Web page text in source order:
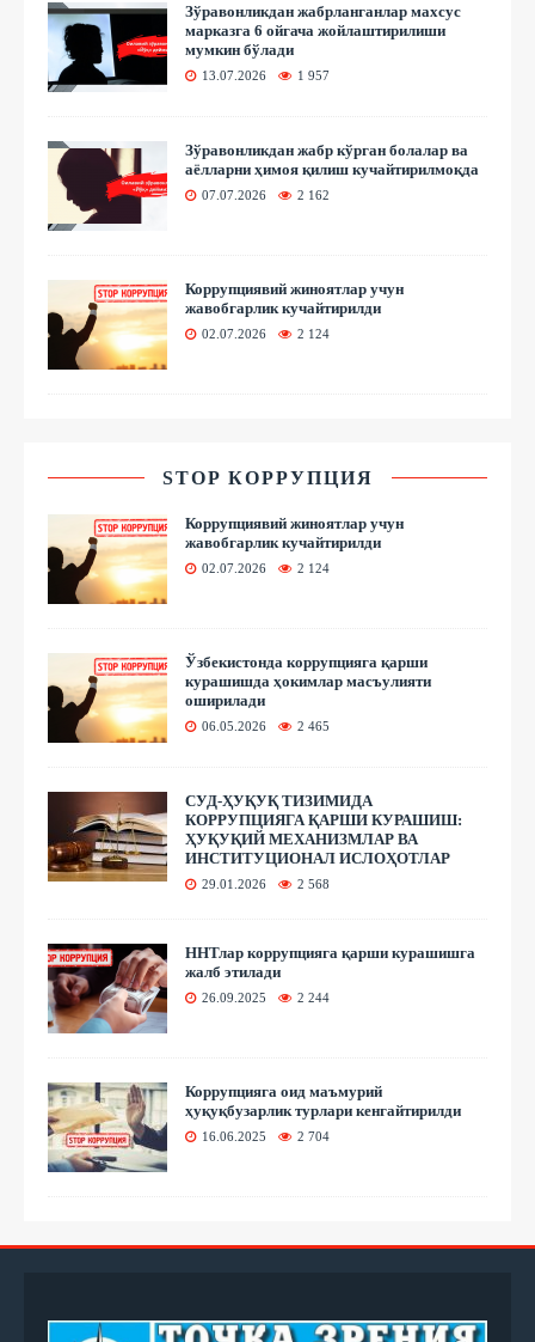
Зўравонликдан жабрланганлар махсус
марказга 6 ойгача жойлаштирилиши
мумкин бўлади
13.07.2026 1 957
Зўравонликдан жабр кўрган болалар ва
аёлларни ҳимоя қилиш кучайтирилмоқда
07.07.2026 2 162
Коррупциявий жиноятлар учун
жавобгарлик кучайтирилди
02.07.2026 2 124
STOP КОРРУПЦИЯ
Коррупциявий жиноятлар учун
жавобгарлик кучайтирилди
02.07.2026 2 124
Ўзбекистонда коррупцияга қарши
курашишда ҳокимлар масъулияти
оширилади
06.05.2026 2 465
СУД-ҲУҚУҚ ТИЗИМИДА
КОРРУПЦИЯГА ҚАРШИ КУРАШИШ:
ҲУҚУҚИЙ МЕХАНИЗМЛАР ВА
ИНСТИТУЦИОНАЛ ИСЛОҲОТЛАР
29.01.2026 2 568
ННТлар коррупцияга қарши курашишга
жалб этилади
26.09.2025 2 244
Коррупцияга оид маъмурий
ҳуқуқбузарлик турлари кенгайтирилди
16.06.2025 2 704